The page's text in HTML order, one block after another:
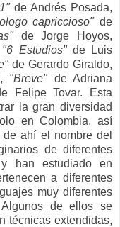
de Andrés Posada,
capriccioso"de
de Jorge Hoyos,
"6 Estudios" de Luis
de Gerardo Giraldo,
"Breve"de Adriana
Felipe Tovar. Esta
la gran diversidad
en Colombia, así
ahí el nombre del
de diferentes
han estudiado en
a diferentes
muy diferentes
de ellos se
técnicas extendidas,